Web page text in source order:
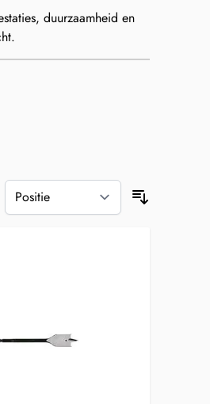
duurzaamheid en